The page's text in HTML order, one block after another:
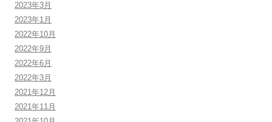
2023年3月
2023年1月
2022年10月
2022年9月
2022年6月
2022年3月
2021年12月
2021年11月